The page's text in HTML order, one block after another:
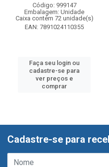
Código: 999147
Embalagem: Unidade
Caixa contém 72 unidade(s)
EAN: 7891024110355
Faça seu login ou
cadastre-se para
ver preços e
comprar
Cadastre-se para